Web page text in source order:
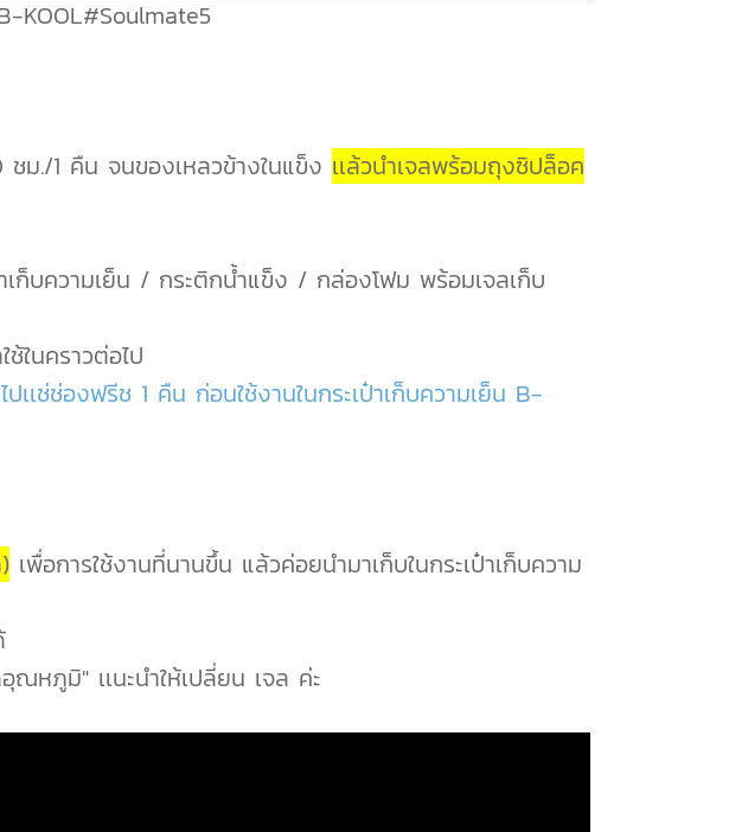
KOOL#Soulmate5
ชม./1 คืน จนของเหลวข้างในแข็ง เเล้วนำเจลพร้อมถุงซิปล็อค
ก็บความเย็น / กระติกน้ำแข็ง / กล่องโฟม พร้อมเจลเก็บ
ในคราวต่อไป
เช่ช่องฟรีช 1 คืน ก่อนใช้งานในกระเป๋าเก็บความเย็น B-
เพื่อการใช้งานที่นานขึ้น แล้วค่อยนำมาเก็บในกระเป๋าเก็บความ
หภูมิ" เเนะนำให้เปลี่ยน เจล ค่ะ